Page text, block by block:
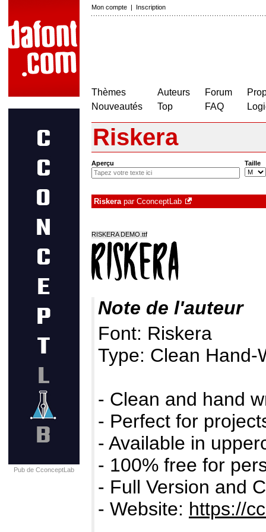
Mon compte | Inscription
Thèmes
Nouveautés
Auteurs
Top
Forum
FAQ
Pub de CconceptLab
Riskera
Aperçu Taille
Riskerapar CconceptLab
RISKERA DEMO.ttf
Note de l'auteur
Font: Riskera
Type: Clean Hand-
- Clean and hand
- Perfect for
- Available in
- 100% free for
- Full Version and
- Website: https://